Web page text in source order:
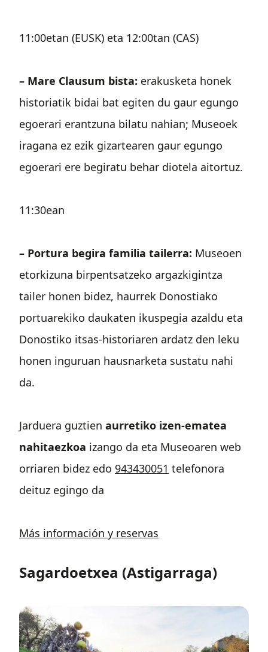
11:00etan (EUSK) eta 12:00tan (CAS)
– Mare Clausum bista: erakusketa honek
historiatik bidai bat egiten du gaur egungo
egoerari erantzuna bilatu nahian; Museoek
iragana ez ezik gizartearen gaur egungo
egoerari ere begiratu behar diotela aitortuz.
11:30ean
– Portura begira familia tailerra: Museoen
etorkizuna birpentsatzeko argazkigintza
tailer honen bidez, haurrek Donostiako
portuarekiko daukaten ikuspegia azaldu eta
Donostiko itsas-historiaren ardatz den leku
honen inguruan hausnarketa sustatu nahi
da.
Jarduera guztien aurretiko izen-ematea
nahitaezkoa izango da eta Museoaren web
orriaren bidez edo 943430051 telefonora
deituz egingo da
Más información y reservas
Sagardoetxea (Astigarraga)